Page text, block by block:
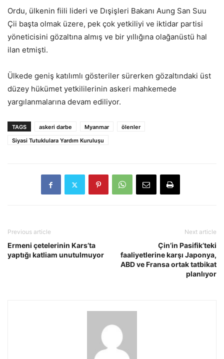
Ordu, ülkenin fiili lideri ve Dışişleri Bakanı Aung San Suu
Çii başta olmak üzere, pek çok yetkiliyi ve iktidar partisi
yöneticisini gözaltına almış ve bir yıllığına olağanüstü hal
ilan etmişti.
Ülkede geniş katılımlı gösteriler sürerken gözaltındaki üst
düzey hükümet yetkililerinin askeri mahkemede
yargılanmalarına devam ediliyor.
TAGS askeri darbe Myanmar
ölenler
Siyasi Tutuklulara Yardım Kuruluşu
Previous article
Ermeni çetelerinin Kars’ta
yaptığı katliam unutulmuyor
Next article
Çin’in Pasifik’teki
faaliyetlerine karşı Japonya,
ABD ve Fransa ortak tatbikat
planlıyor